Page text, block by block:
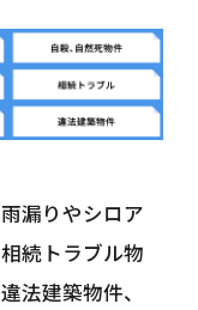
漏りやシロア
続トラブル物
法建築物件、